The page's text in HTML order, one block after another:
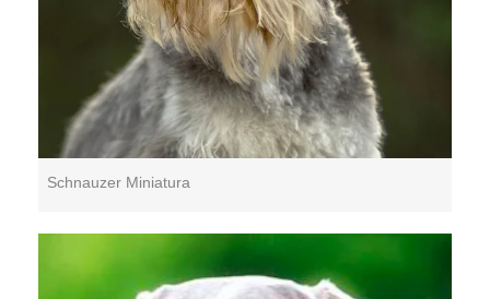
Schnauzer Miniatura